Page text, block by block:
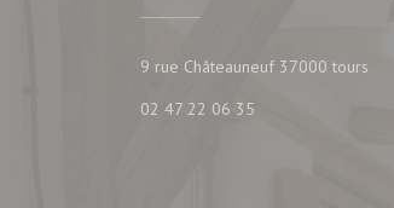
9 rue Châteauneuf 37000 tours
02 47 22 06 35